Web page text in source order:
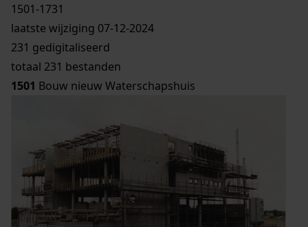
1501-1731
laatste wijziging 07-12-2024
231 gedigitaliseerd
totaal 231 bestanden
1501 Bouw nieuw Waterschapshuis